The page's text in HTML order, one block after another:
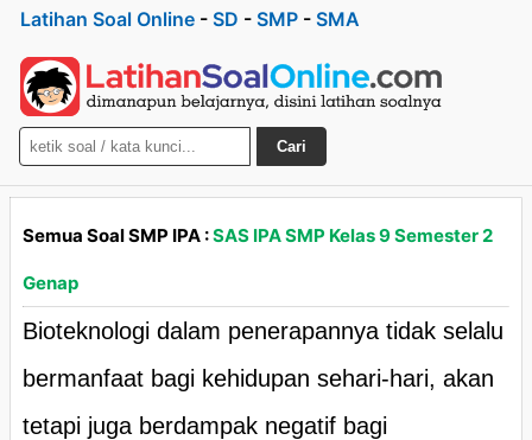
Latihan Soal Online - SD - SMP - SMA
Cari
Semua Soal SMP IPA :SAS IPA SMP Kelas 9 Semester 2
Genap
Bioteknologi dalam penerapannya tidak selalu
bermanfaat bagi kehidupan sehari-hari, akan
tetapi juga berdampak negatif bagi